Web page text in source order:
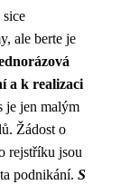
ale berte je
a k realizaci
je jen malým
Žádost o
rejstříku jsou
podnikání. S